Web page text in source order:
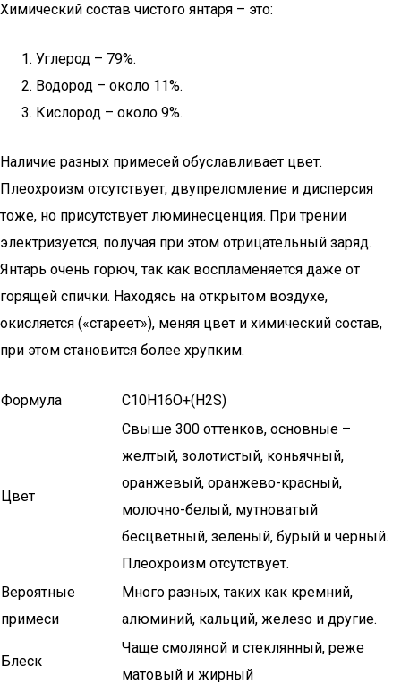
Химический состав чистого янтаря – это:
Углерод – 79%.
Водород – около 11%.
Кислород – около 9%.
Наличие разных примесей обуславливает цвет.
Плеохроизм отсутствует, двупреломление и дисперсия
тоже, но присутствует люминесценция. При трении
электризуется, получая при этом отрицательный заряд.
Янтарь очень горюч, так как воспламеняется даже от
горящей спички. Находясь на открытом воздухе,
окисляется («стареет»), меняя цвет и химический состав,
при этом становится более хрупким.
Формула C10H16O+(H2S)
Цвет
Свыше 300 оттенков, основные –
желтый, золотистый, коньячный,
оранжевый, оранжево-красный,
молочно-белый, мутноватый
бесцветный, зеленый, бурый и черный.
Плеохроизм отсутствует.
Вероятные
примеси
Много разных, таких как кремний,
алюминий, кальций, железо и другие.
Блеск
Чаще смоляной и стеклянный, реже
матовый и жирный